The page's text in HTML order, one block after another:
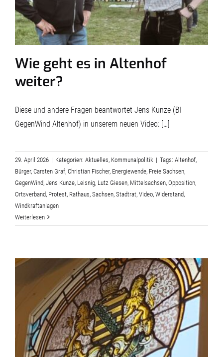
Wie geht es in Altenhof
weiter?
Diese und andere Fragen beantwortet Jens Kunze (BI
GegenWind Altenhof) in unserem neuen Video: […]
29. April 2026 | Kategorien: Aktuelles, Kommunalpolitik | Tags: Altenhof,
Bürger, Carsten Graf, Christian Fischer, Energiewende, Freie Sachsen,
GegenWind, Jens Kunze, Leisnig, Lutz Giesen, Mittelsachsen, Opposition,
Ortsverband, Protest, Rathaus, Sachsen, Stadtrat, Video, Widerstand,
Windkraftanlagen
Weiterlesen